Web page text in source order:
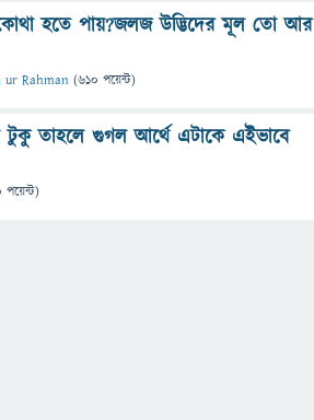
হতে পায়?জলজ উদ্ভিদের মূল তো আর
ur Rahman (610 পয়েন্ট)
তাহলে গুগল আর্থে এটাকে এইভাবে
পয়েন্ট)